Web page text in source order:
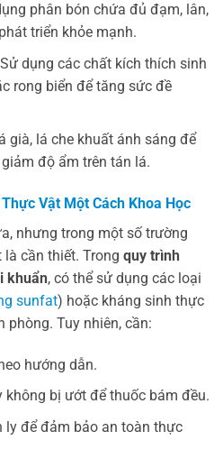
phân bón chứa đủ đạm, lân,
triển khỏe mạnh.
dụng các chất kích thích sinh
rong biển để tăng sức đề
già, lá che khuất ánh sáng để
độ ẩm trên tán lá.
Vật Một Cách Khoa Học
nhưng trong một số trường
cần thiết. Trong quy trình
khuẩn, có thể sử dụng các loại
sunfat) hoặc kháng sinh thực
phòng. Tuy nhiên, cần:
hướng dẫn.
không bị ướt để thuốc bám đều.
ly để đảm bảo an toàn thực